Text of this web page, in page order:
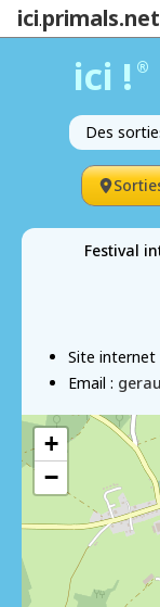
ici.primals.net
ici ! ®
Des
Festival
Site internet
Email :
+
−